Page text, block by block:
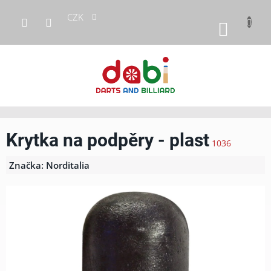
obsah
CZK
KOŠÍK
Krytka na podpěry - plast 1036
Značka: Norditalia